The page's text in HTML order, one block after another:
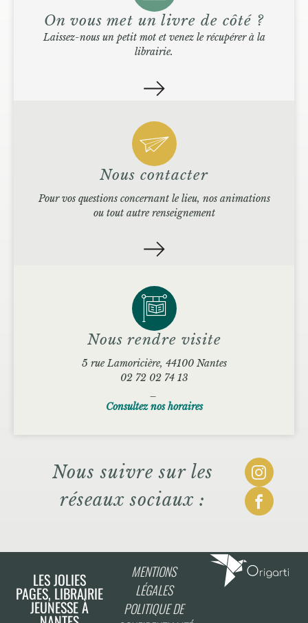
On vous met un livre de côté ?
Laissez-nous un petit mot et venez le récupérer à la
librairie.
Nous rendre visite
5 rue Lamoricière, 44100 Nantes
02 72 02 74 13
Consultez nos horaires
Nous contacter
Pour vos questions concernant le lieu, nos animations
ou tout autre renseignement
Nous suivre sur les
réseaux sociaux :
LES JOLIES
PAGES, LIBRAIRIE
JEUNESSE À
MENTIONS
LÉGALES
POLITIQUE DE